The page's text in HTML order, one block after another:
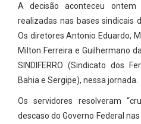
A decisão aconteceu ontem
realizadas nas bases sindicais
Os diretores Antonio Eduardo,
Milton Ferreira e Guilhermano
SINDIFERRO (Sindicato dos
Bahia e Sergipe), nessa jornada.
Os servidores resolveram
descaso do Governo Federal